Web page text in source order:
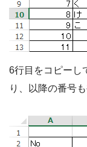
6行目をコピーし
り、以降の番号